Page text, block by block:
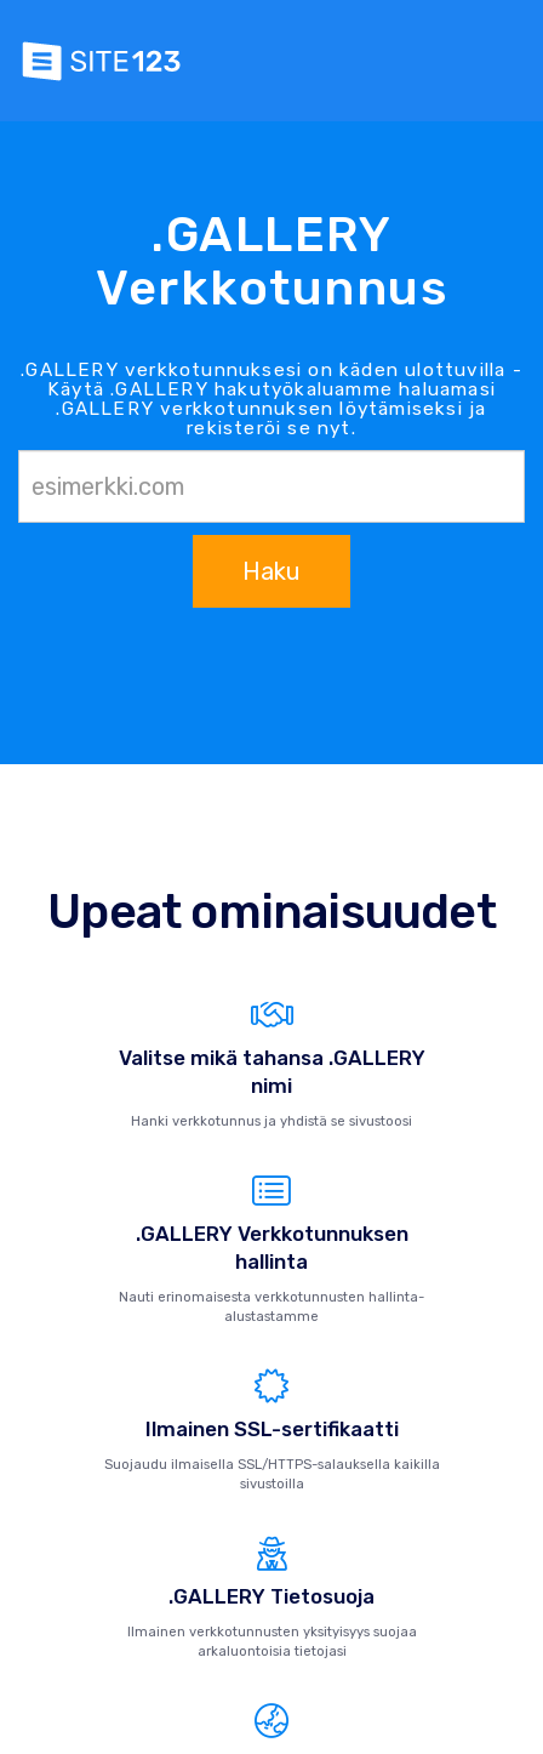
.GALLERY
Verkkotunnus
.GALLERY verkkotunnuksesi on käden ulottuvilla -
Käytä .GALLERY hakutyökaluamme haluamasi
.GALLERY verkkotunnuksen löytämiseksi ja
rekisteröi se nyt.
Haku
Upeat ominaisuudet
Valitse mikä tahansa .GALLERY
nimi
Hanki verkkotunnus ja yhdistä se sivustoosi
.GALLERY Verkkotunnuksen
hallinta
Nauti erinomaisesta verkkotunnusten hallinta-
alustastamme
Ilmainen SSL-sertifikaatti
Suojaudu ilmaisella SSL/HTTPS-salauksella kaikilla
sivustoilla
.GALLERY Tietosuoja
Ilmainen verkkotunnusten yksityisyys suojaa
arkaluontoisia tietojasi